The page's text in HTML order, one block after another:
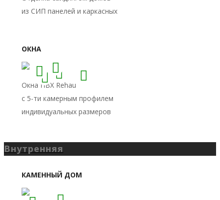
Внутренняя